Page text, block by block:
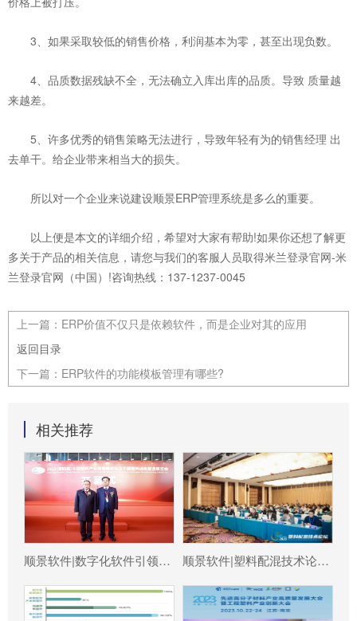
3、如果采取较低的销售价格，利润基本为零，甚至出现负数。
4、品质数据残缺不全，无法确立入库出库的品质。导致 质量越
来越差。
5、许多优秀的销售策略无法进行，导致年轻有为的销售经理 出
去单干。给企业带来相当大的损失。
所以对一个企业来说建设顺景ERP管理系统是多么的重要。
以上便是本文的详细介绍，希望对大家有帮助!如果你还想了解更
多关于产品的相关信息，请您与我们的客服人员取得米兰登录官网-米
兰登录官网（中国）!咨询热线：137-1237-0045
上一篇： ERP价值不仅只是依赖软件，而是企业对其的应用
返回目录
下一篇： ERP软件的功能模板管理有哪些?
相关推荐
顺景软件|数字化软件引领新材料产业绿色智造新篇章 顺景软件|塑料配混技术论坛上展示数字化的力量